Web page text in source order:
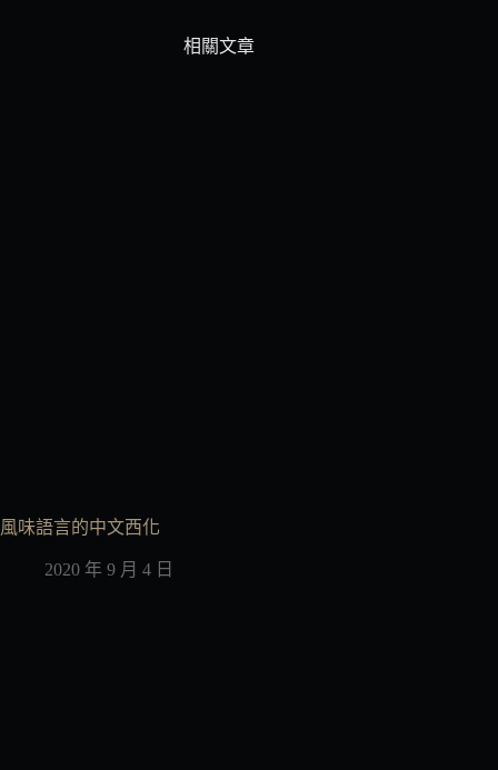
相關文章
風味語言的中文西化
2020 年 9 月 4 日